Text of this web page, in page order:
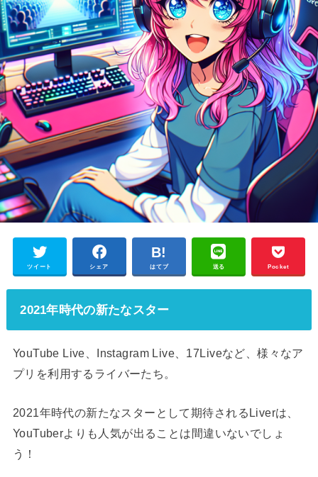
ツイート シェア はてブ 送る Pocket
2021年時代の新たなスター
YouTube Live、Instagram Live、17Liveなど、様々なア
プリを利用するライバーたち。
2021年時代の新たなスターとして期待されるLiverは、
YouTuberよりも人気が出ることは間違いないでしょ
う！